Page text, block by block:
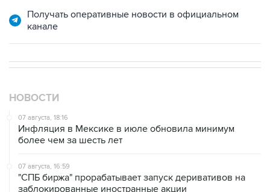
Получать оперативные новости в официальном
канале
НОВОСТИ
07 августа, 18:16
Инфляция в Мексике в июле обновила минимум
более чем за шесть лет
07 августа, 16:59
"СПБ биржа" прорабатывает запуск деривативов на
заблокированные иностранные акции